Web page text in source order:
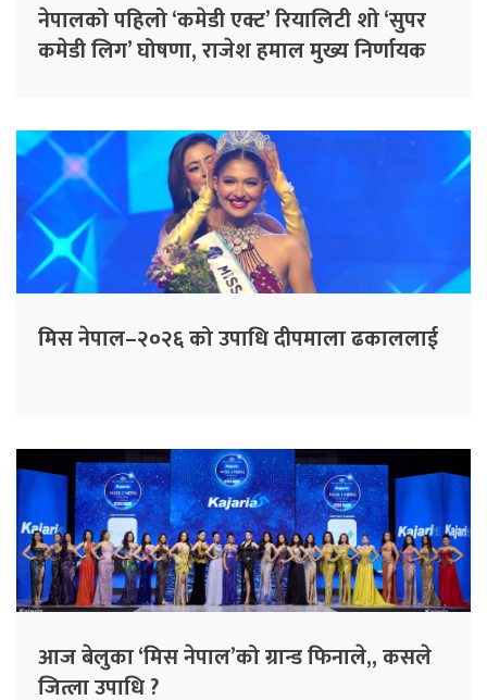
नेपालको पहिलो ‘कमेडी एक्ट’ रियालिटी शो ‘सुपर
कमेडी लिग’ घोषणा, राजेश हमाल मुख्य निर्णायक
मिस नेपाल–२०२६ को उपाधि दीपमाला ढकाललाई
आज बेलुका ‘मिस नेपाल’को ग्रान्ड फिनाले,, कसले
जित्ला उपाधि ?